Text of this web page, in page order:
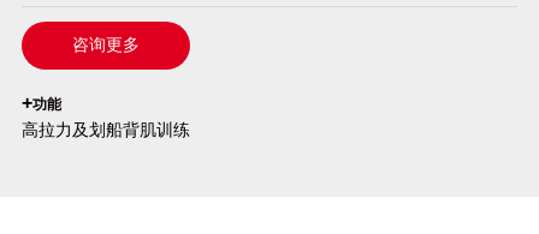
咨询更多
`
+功能
高拉力及划船背肌训练